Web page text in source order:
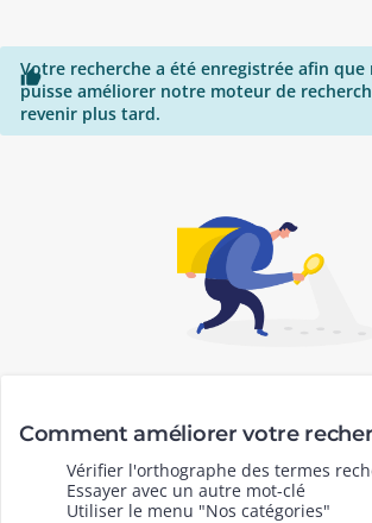

Votre recherche a été enregistrée afin
puisse améliorer notre moteur de
revenir plus tard.
Comment améliorer votre
Vérifier l'orthographe des termes
Essayer avec un autre mot-clé
Utiliser le menu "Nos catégories"